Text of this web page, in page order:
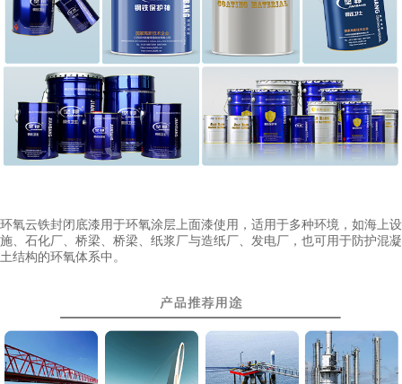
环氧云铁封闭底漆用于环氧涂层上面漆使用，适用于多种环境，如海上设
施、石化厂、桥梁、桥梁、纸浆厂与造纸厂、发电厂，也可用于防护混凝
土结构的环氧体系中。